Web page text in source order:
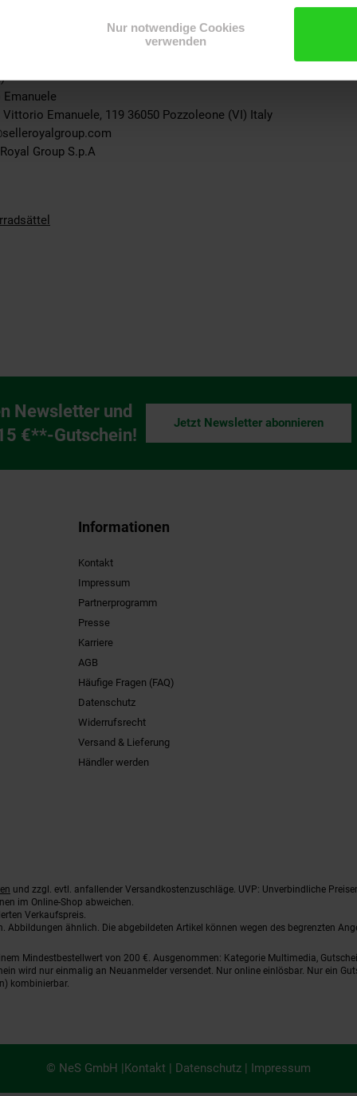
Nur notwendige Cookies
verwenden
Emanuele, 119 36050 Pozzoleone (VI) Italy
Group S.p.A
Newsletter und
€**-Gutschein!
Jetzt Newsletter abonnieren
Informationen
Kontakt
Impressum
Partnerprogramm
Presse
Karriere
AGB
Häufige Fragen (FAQ)
Datenschutz
Widerrufsrecht
Versand & Lieferung
Händler werden
und zzgl. evtl. anfallender Versandkostenzuschläge. UVP: Unverbindliche
im Online-Shop abweichen.
Verkaufspreis.
ähnlich. Die abgebildeten Artikel können wegen des begrenzten
Mindestbestellwert von 200 €. Ausgenommen: Kategorie Multimedia,
wird nur einmalig an Neuanmelder versendet. Nur online einlösbar. Nur ein
kombinierbar.
© NeS GmbH |Kontakt | Datenschutz | Impressum